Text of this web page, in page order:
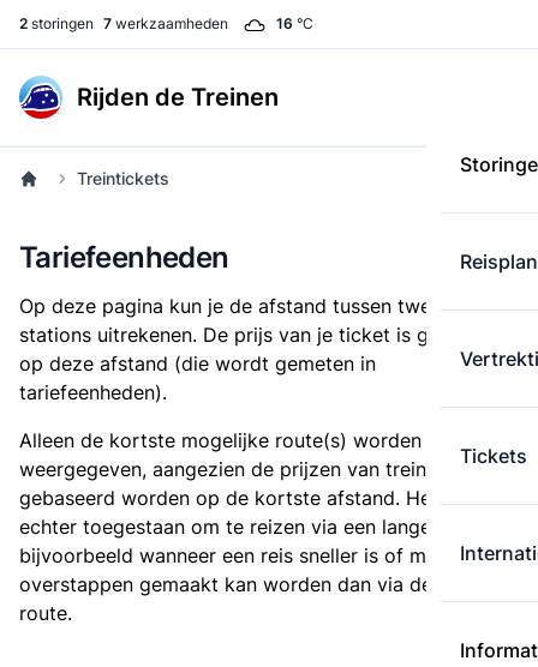
2 storingen 7 werkzaamheden 16 °C
Rijden de Treinen
Tickets
Treintickets
Tariefeenheden
Op deze pagina kun je de afstand tussen twee
stations uitrekenen. De prijs van je ticket is gebaseerd
op deze afstand (die wordt gemeten in
tariefeenheden).
Alleen de kortste mogelijke route(s) worden
weergegeven, aangezien de prijzen van treintickets
gebaseerd worden op de kortste afstand. Het is
echter toegestaan om te reizen via een langere route,
bijvoorbeeld wanneer een reis sneller is of met minder
overstappen gemaakt kan worden dan via de kortste
route.